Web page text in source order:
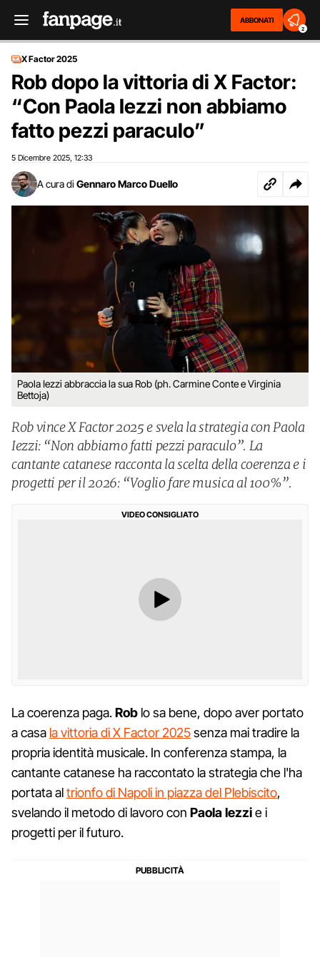
ABBONATI
2
X Factor 2025
Rob dopo la vittoria di X Factor:
“Con Paola Iezzi non abbiamo
fatto pezzi paraculo”
5 Dicembre 2025 12:33
A cura di Gennaro Marco Duello
Paola Iezzi abbraccia la sua Rob (ph. Carmine Conte e Virginia
Bettoja)
Rob vince X Factor 2025 e svela la strategia con Paola
Iezzi: “Non abbiamo fatti pezzi paraculo”. La
cantante catanese racconta la scelta della coerenza e i
progetti per il 2026: “Voglio fare musica al 100%”.
VIDEO CONSIGLIATO
La coerenza paga.Rob lo sa bene, dopo aver portato
a casa la vittoria di X Factor 2025senza mai tradire la
propria identità musicale. In conferenza stampa, la
cantante catanese ha raccontato la strategia che l'ha
portata altrionfo di Napoli in piazza del Plebiscito,
svelando il metodo di lavoro con PaolaIezzie i
progetti per il futuro.